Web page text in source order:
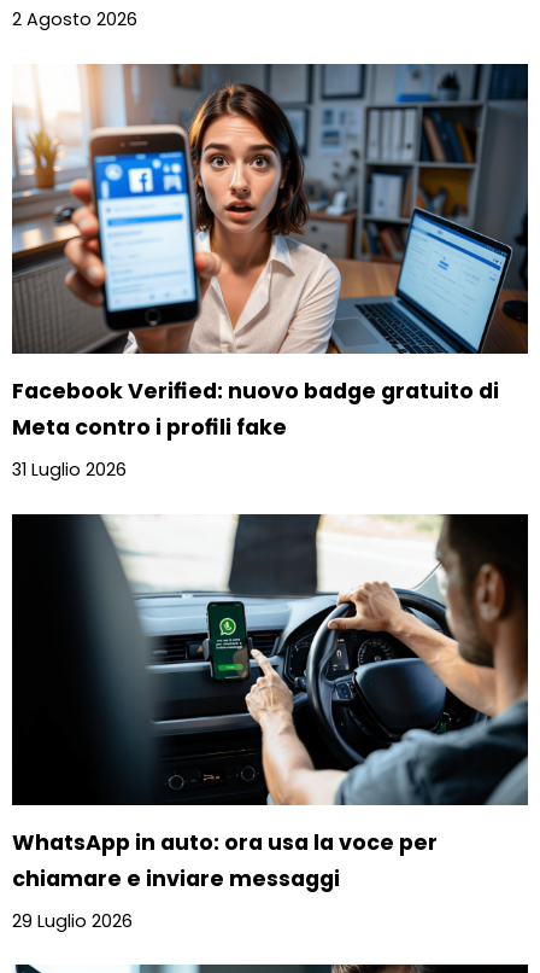
2 Agosto 2026
Facebook Verified: nuovo badge gratuito di
Meta contro i profili fake
31 Luglio 2026
WhatsApp in auto: ora usa la voce per
chiamare e inviare messaggi
29 Luglio 2026